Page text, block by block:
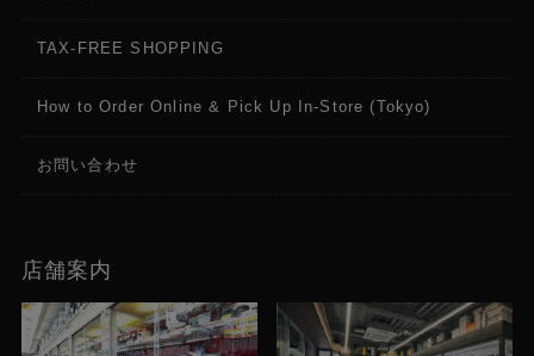
TAX-FREE SHOPPING
How to Order Online & Pick Up In-Store (Tokyo)
お問い合わせ
店舗案内